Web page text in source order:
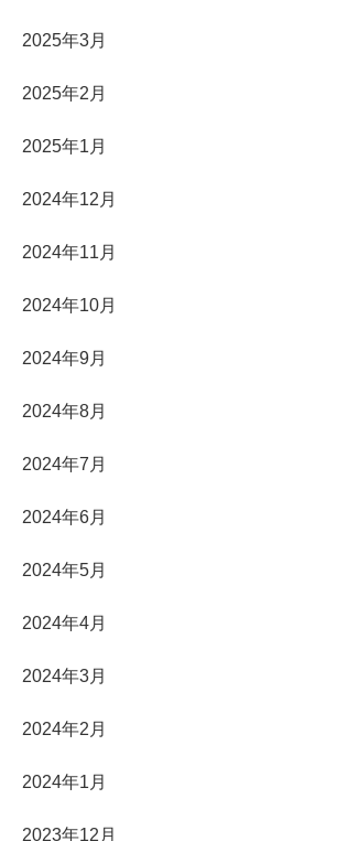
2025年3月
2025年2月
2025年1月
2024年12月
2024年11月
2024年10月
2024年9月
2024年8月
2024年7月
2024年6月
2024年5月
2024年4月
2024年3月
2024年2月
2024年1月
2023年12月